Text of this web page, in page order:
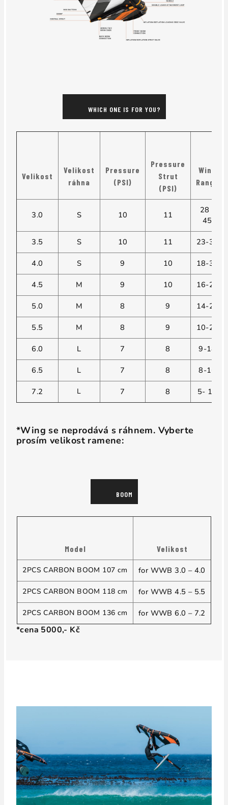
WHICH ONE IS FOR YOU?
Velikost
Velikost
ráhna
Pressure
(PSI)
Pressure
Strut
(PSI)
Wing
Range
3.0 S 10 11
28 -
45
3.5 S 10 11 23-35
4.0 S 9 10 18-30
4.5 M 9 10 16-26
5.0 M 8 9 14-24
5.5 M 8 9 10-22
6.0 L 7 8 9-18
6.5 L 7 8 8-16
7.2 L 7 8 5- 14
*Wing se neprodává s ráhnem. Vyberte
prosím velikost ramene:
BOOM
Model Velikost
2PCS CARBON BOOM 107 cm for WWB 3.0 – 4.0
2PCS CARBON BOOM 118 cm for WWB 4.5 – 5.5
2PCS CARBON BOOM 136 cm for WWB 6.0 – 7.2
*cena 5000,- Kč